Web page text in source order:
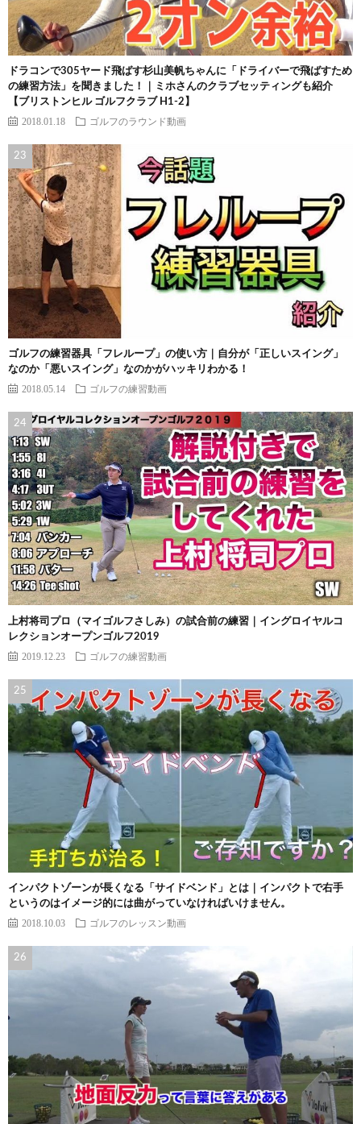
ドラコンで305ヤード飛ばす杉山美帆ちゃんに「ドライバーで飛ばすため
の練習方法」を聞きました！｜ミホさんのクラブセッティングも紹介
【ブリストンヒル ゴルフクラブ H1-2】
2018.01.18 ゴルフのラウンド動画
ゴルフの練習器具「フレループ」の使い方｜自分が「正しいスイング」
なのか「悪いスイング」なのかがハッキリわかる！
2018.05.14 ゴルフの練習動画
上村将司プロ（マイゴルフさしみ）の試合前の練習｜イングロイヤルコ
レクションオープンゴルフ2019
2019.12.23 ゴルフの練習動画
インパクトゾーンが長くなる「サイドベンド」とは｜インパクトで右手
というのはイメージ的には曲がっていなければいけません。
2018.10.03 ゴルフのレッスン動画